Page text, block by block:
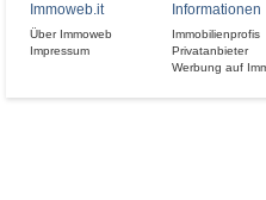
Immoweb.it
Über Immoweb
Impressum
Informationen
Immobilienprofis
Privatanbieter
Werbung auf